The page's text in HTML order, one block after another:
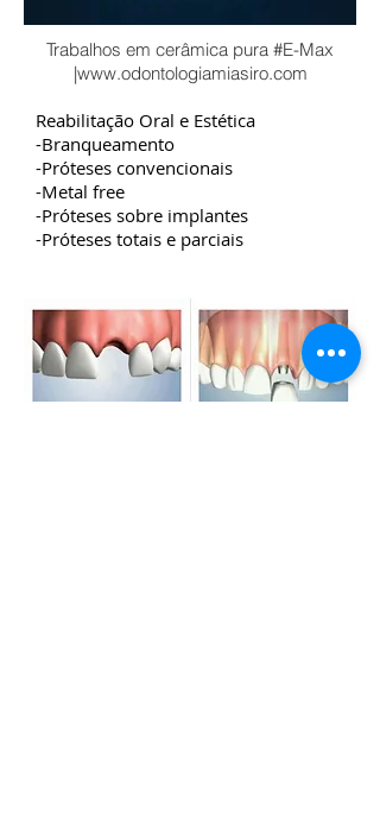
Trabalhos em cerâmica pura #E-Max
|www.odontologiamiasiro.com
Reabilitação Oral e Estética
-Branqueamento
-Próteses convencionais
-Metal free
-Próteses sobre implantes
-Próteses totais e parciais